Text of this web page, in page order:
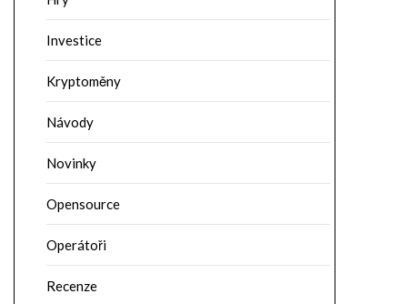
Investice
Kryptoměny
Návody
Novinky
Opensource
Operátoři
Recenze